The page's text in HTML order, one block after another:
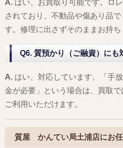
A. はい、お買取り可能です。ロ
されており、不動品や傷あり品
す。修理に出さずそのままお持ち
Q6. 質預かり（ご融資）にも
A. はい、対応しています。「手
金が必要」という場合は、買取で
ご利用いただけます。
質屋 かんてい局土浦店にお